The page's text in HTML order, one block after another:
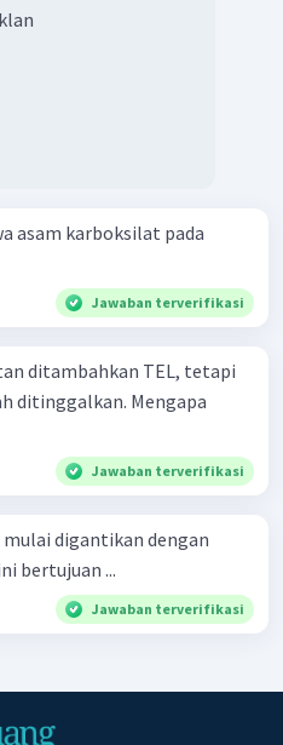
asam karboksilat pada
Jawaban terverifikasi
ditambahkan TEL, tetapi
ditinggalkan. Mengapa
Jawaban terverifikasi
digantikan dengan
bertujuan ...
Jawaban terverifikasi